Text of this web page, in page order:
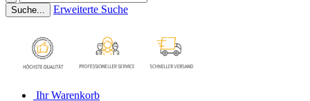
Suche... Erweiterte Suche
Ihr Warenkorb